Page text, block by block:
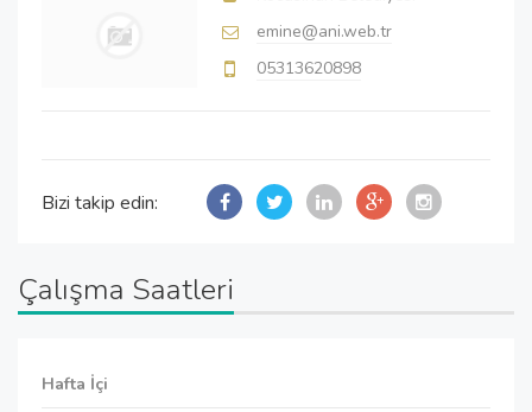
emine@ani.web.tr
05313620898
Bizi takip edin:
Çalışma Saatleri
Hafta İçi